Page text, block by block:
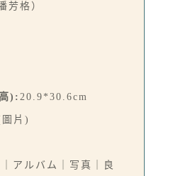
芳格）
): 20.9*30.6cm
片)
アルバム｜写真｜良